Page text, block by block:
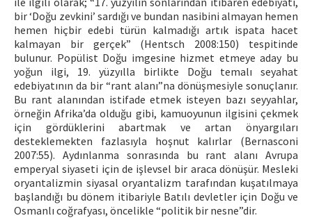
bir ‘Doğu zevkini’ sardığı ve bundan nasibini almayan hemen
hemen hiçbir edebi türün kalmadığı artık ispata hacet
kalmayan bir gerçek” (Hentsch 2008:150) tespitinde
bulunur. Popülist Doğu imgesine hizmet etmeye aday bu
yoğun ilgi, 19. yüzyılla birlikte Doğu temalı seyahat
edebiyatının da bir “rant alanı”na dönüşmesiyle sonuçlanır.
Bu rant alanından istifade etmek isteyen bazı seyyahlar,
örneğin Afrika’da olduğu gibi, kamuoyunun ilgisini çekmek
için gördüklerini abartmak ve artan önyargıları
desteklemekten fazlasıyla hoşnut kalırlar (Bernasconi
2007:55). Aydınlanma sonrasında bu rant alanı Avrupa
emperyal siyaseti için de işlevsel bir araca dönüşür. Mesleki
oryantalizmin siyasal oryantalizm tarafından kuşatılmaya
başlandığı bu dönem itibariyle Batılı devletler için Doğu ve
Osmanlı coğrafyası, öncelikle “politik bir nesne”dir.